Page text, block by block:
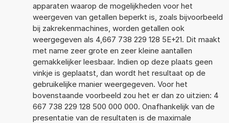
apparaten waarop de mogelijkheden voor het
weergeven van getallen beperkt is, zoals bijvoorbeeld
bij zakrekenmachines, worden getallen ook
weergegeven als 4,667 738 229 128 5E+21. Dit maakt
met name zeer grote en zeer kleine aantallen
gemakkelijker leesbaar. Indien op deze plaats geen
vinkje is geplaatst, dan wordt het resultaat op de
gebruikelijke manier weergegeven. Voor het
bovenstaande voorbeeld zou het er dan zo uitzien: 4
667 738 229 128 500 000 000. Onafhankelijk van de
presentatie van de resultaten is de maximale